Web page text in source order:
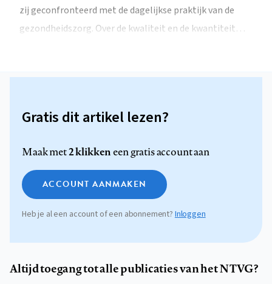
zij geconfronteerd met de dagelijkse praktijk van de
gezondheidszorg. Over de kwaliteit en de kwantiteit…
Gratis dit artikel lezen?
Maak met2 klikkeneen gratis account aan
ACCOUNT AANMAKEN
Heb je al een account of een abonnement? Inloggen
Altijd toegang tot alle publicaties van het NTVG?